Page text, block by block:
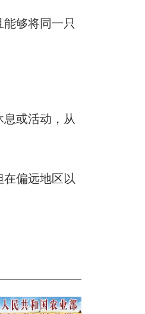
够将同一只
或活动，从
偏远地区以